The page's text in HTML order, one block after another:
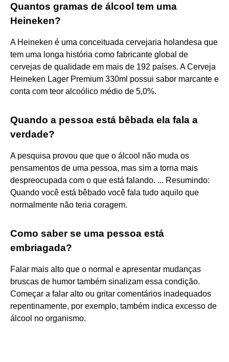
Quantos gramas de álcool tem uma
Heineken?
A Heineken é uma conceituada cervejaria holandesa que
tem uma longa história como fabricante global de
cervejas de qualidade em mais de 192 países. A Cerveja
Heineken Lager Premium 330ml possui sabor marcante e
conta com teor alcoólico médio de 5,0%.
Quando a pessoa está bêbada ela fala a
verdade?
A pesquisa provou que que o álcool não muda os
pensamentos de uma pessoa, mas sim a torna mais
despreocupada com o que está falando. ... Resumindo:
Quando você está bêbado você fala tudo aquilo que
normalmente não teria coragem.
Como saber se uma pessoa está
embriagada?
Falar mais alto que o normal e apresentar mudanças
bruscas de humor também sinalizam essa condição.
Começar a falar alto ou gritar comentários inadequados
repentinamente, por exemplo, também indica excesso de
álcool no organismo.